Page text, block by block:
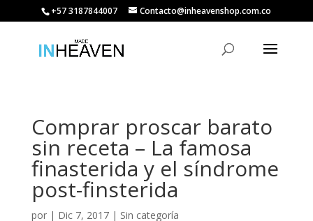
+57 3187844007 Contacto@inheavenshop.com.co
Comprar proscar barato
sin receta – La famosa
finasterida y el síndrome
post-finsterida
por | Dic 7, 2017| Sin categoría